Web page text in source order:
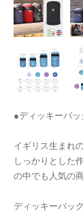
●ディッキーバ
イギリス生まれ
しっかりとした
の中でも人気の
ディッキーバッ